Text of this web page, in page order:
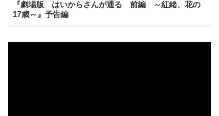
『劇場版 はいからさんが通る 前編 ～紅緒、花の
17歳～』予告編